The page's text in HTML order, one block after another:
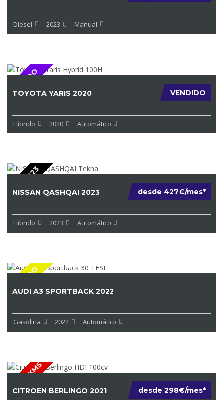
Diesel 2023 Manual
VENDIDO VENDIDO
TOYOTA YARIS 2020
Híbrido 2020 Automático
AÑO 2023 desde 427€/mes*
NISSAN QASHQAI 2023
Híbrido 2023 Automático
VENDIDO
AUDI A3 SPORTBACK 2022
Gasolina 2022 Automático
POCOS KMS desde 298€/mes*
CITROEN BERLINGO 2021